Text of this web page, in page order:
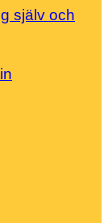
själv och